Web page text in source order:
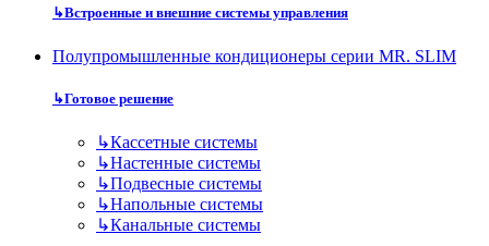
↳Встроенные и внешние системы управления
Полупромышленные кондиционеры серии MR. SLIM
↳Готовое решение
↳Кассетные системы
↳Настенные системы
↳Подвесные системы
↳Напольные системы
↳Канальные системы